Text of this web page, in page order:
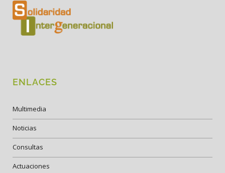
ENLACES
Multimedia
Noticias
Consultas
Actuaciones